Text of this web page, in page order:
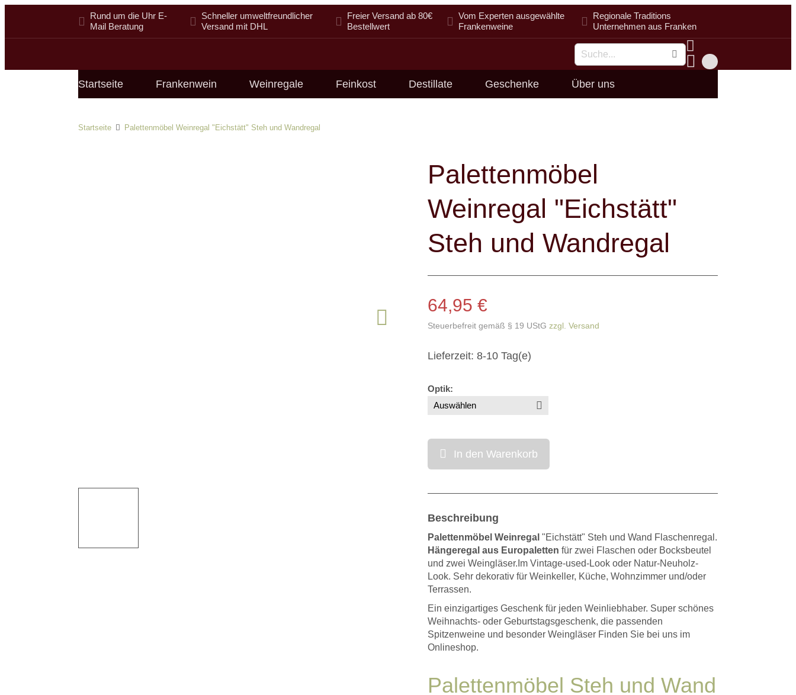
Rund um die Uhr E-
Mail Beratung
Schneller umweltfreundlicher
Versand mit DHL
Freier Versand ab 80€
Bestellwert
Vom Experten ausgewählte
Frankenweine
Regionale Traditions
Unternehmen aus Franken
Suche
Startseite
Frankenwein Weinregale Feinkost Destillate Geschenke Über uns
Startseite Palettenmöbel Weinregal "Eichstätt" Steh und Wandregal
Palettenmöbel
Weinregal "Eichstätt"
Steh und Wandregal
64,95 €
Steuerbefreit gemäß § 19 UStG zzgl. Versand
Lieferzeit: 8-10 Tag(e)
Optik:
In den Warenkorb
Beschreibung
Palettenmöbel Weinregal "Eichstätt" Steh und Wand Flaschenregal.
Hängeregal aus Europaletten für zwei Flaschen oder Bocksbeutel
und zwei Weingläser.Im Vintage-used-Look oder Natur-Neuholz-
Look. Sehr dekorativ für Weinkeller, Küche, Wohnzimmer und/oder
Terrassen.
Ein einzigartiges Geschenk für jeden Weinliebhaber. Super schönes
Weihnachts- oder Geburtstagsgeschenk, die passenden
Spitzenweine und besonder Weingläser Finden Sie bei uns im
Onlineshop.
Palettenmöbel Steh und Wand